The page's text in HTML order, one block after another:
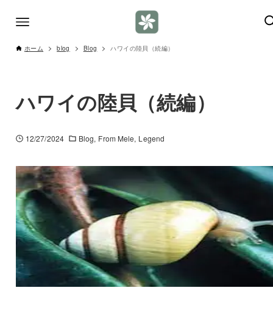
ホーム blog Blog ハワイの陸貝（続編）
ハワイの陸貝（続編）
12/27/2024 Blog From Mele Legend